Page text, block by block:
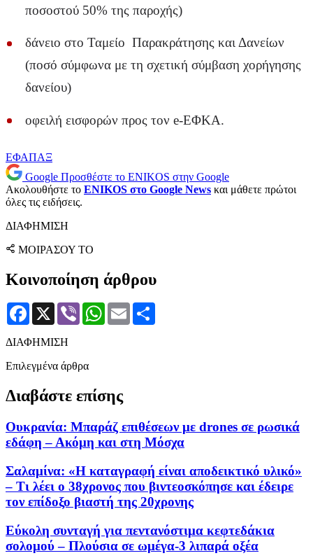
ποσοστού 50% της παροχής)
δάνειο στο Ταμείο Παρακράτησης και Δανείων
(ποσό σύμφωνα με τη σχετική σύμβαση χορήγησης
δανείου)
οφειλή εισφορών προς τον e-ΕΦΚΑ.
ΕΦΑΠΑΞ
Google Προσθέστε το ENIKOS στην Google
Ακολουθήστε το ENIKOS στο Google News και μάθετε πρώτοι
όλες τις ειδήσεις.
ΔΙΑΦΗΜΙΣΗ
ΜΟΙΡΑΣΟΥ ΤΟ
Κοινοποίηση άρθρου
Facebook
X Viber WhatsApp
Email
ΔΙΑΦΗΜΙΣΗ
Επιλεγμένα άρθρα
Διαβάστε επίσης
Ουκρανία: Μπαράζ επιθέσεων με drones σε ρωσικά
εδάφη – Ακόμη και στη Μόσχα
Σαλαμίνα: «H καταγραφή είναι αποδεικτικό υλικό»
– Τι λέει ο 38χρονος που βιντεοσκόπησε και έδειρε
τον επίδοξο βιαστή της 20χρονης
Εύκολη συνταγή για πεντανόστιμα κεφτεδάκια
σολομού – Πλούσια σε ωμέγα-3 λιπαρά οξέα